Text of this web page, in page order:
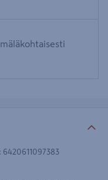
: 6420611097383